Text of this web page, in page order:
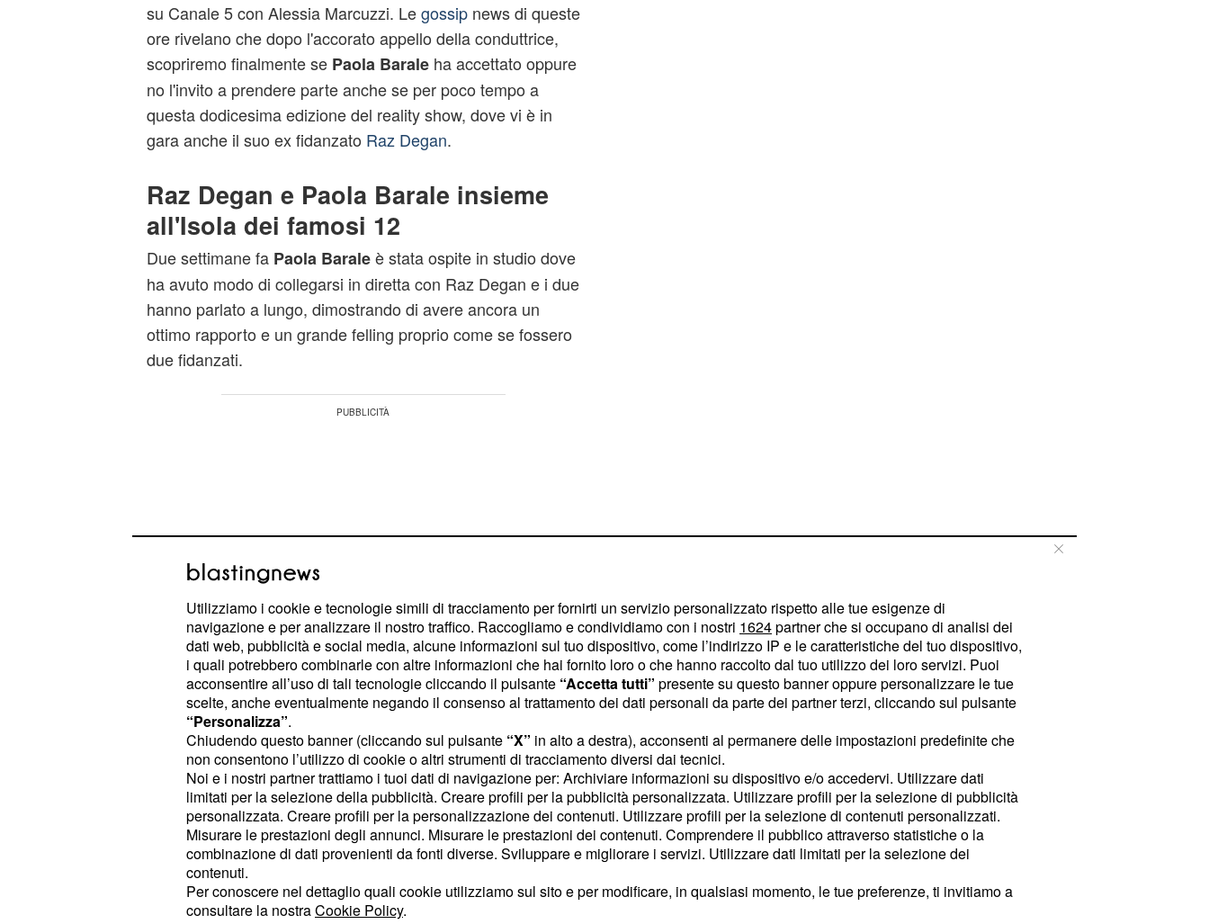
su Canale 5 con Alessia Marcuzzi. Legossipnews di queste
ore rivelano che dopo l'accorato appello della conduttrice,
scopriremo finalmente se Paola Baraleha accettato oppure
no l'invito a prendere parte anche se per poco tempo a
questa dodicesima edizione del reality show, dove vi è in
gara anche il suo ex fidanzato Raz Degan.
Raz Degan e Paola Barale insieme
all'Isola dei famosi 12
Due settimane faPaola Baraleè stata ospite in studio dove
ha avuto modo di collegarsi in diretta con Raz Degan e i due
hanno parlato a lungo, dimostrando di avere ancora un
ottimo rapporto e un grande felling proprio come se fossero
due fidanzati.
Ebbene in queste ore sul sito ufficiale dell'Isola e sulla
pagina Facebook è stato confermato che Paola Barale ha
deciso di prendere l'aereo che la porterà direttamente in
Honduras dove arriverà il prossimo martedì per prendere
parte alla nuova diretta tv dell'Isola dei famosi12.
Un incontro che si preannuncia particolarmente atteso dal
pubblico, il quale potrebbe garantire ottimi ascolti al reality
show di Alessia Marcuzzi che in queste settimane ha
Utilizziamo i cookie e tecnologie simili di tracciamento per fornirti un servizio personalizzato rispetto alle tue esigenze di
navigazione e per analizzare il nostro traffico. Raccogliamo e condividiamo con i nostri 1624partner che si occupano di analisi dei
dati web, pubblicità e social media, alcune informazioni sul tuo dispositivo, come l’indirizzo IP e le caratteristiche del tuo dispositivo,
i quali potrebbero combinarle con altre informazioni che hai fornito loro o che hanno raccolto dal tuo utilizzo dei loro servizi. Puoi
acconsentire all’uso di tali tecnologie cliccando il pulsante “Accetta tutti” presente su questo banner oppure personalizzare le tue
scelte, anche eventualmente negando il consenso al trattamento dei dati personali da parte dei partner terzi, cliccando sul pulsante
“Personalizza”.
Chiudendo questo banner (cliccando sul pulsante “X” in alto a destra), acconsenti al permanere delle impostazioni predefinite che
non consentono l’utilizzo di cookie o altri strumenti di tracciamento diversi dai tecnici.
Noi e i nostri partner trattiamo i tuoi dati di navigazione per: Archiviare informazioni su dispositivo e/o accedervi. Utilizzare dati
limitati per la selezione della pubblicità. Creare profili per la pubblicità personalizzata. Utilizzare profili per la selezione di pubblicità
personalizzata. Creare profili per la personalizzazione dei contenuti. Utilizzare profili per la selezione di contenuti personalizzati.
Misurare le prestazioni degli annunci. Misurare le prestazioni dei contenuti. Comprendere il pubblico attraverso statistiche o la
combinazione di dati provenienti da fonti diverse. Sviluppare e migliorare i servizi. Utilizzare dati limitati per la selezione dei
contenuti.
Per conoscere nel dettaglio quali cookie utilizziamo sul sito e per modificare, in qualsiasi momento, le tue preferenze, ti invitiamo a
consultare la nostraCookie Policy.